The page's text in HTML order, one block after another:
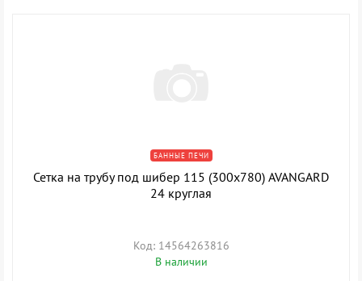
БАННЫЕ ПЕЧИ
Сетка на трубу под шибер 115 (300х780) AVANGARD
24 круглая
Код: 14564263816
В наличии